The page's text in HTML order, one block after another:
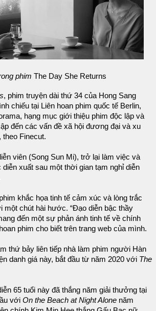
phim The Day She Returns
, phim truyện dài thứ 34 của Hong Sang
chiếu tại Liên hoan phim quốc tế Berlin,
hạng mục giới thiệu phim độc lập và
đến các vấn đề xã hội đương đại và xu
Finecut.
viên (Song Sun Mi), trở lại làm việc và
xuất sau một thời gian tạm nghỉ diễn
khắc họa tinh tế cảm xúc và lòng trắc
một chút hài hước. “Đạo diễn bậc thầy
đến một sự phản ánh tinh tế về chính
phim cho biết trên trang web của mình.
thứ bảy liên tiếp nhà làm phim người Hàn
danh giá này, bắt đầu từ năm 2020 với The
65 tuổi này đã thắng năm giải thưởng tại
với On the Beach at Night Alone năm